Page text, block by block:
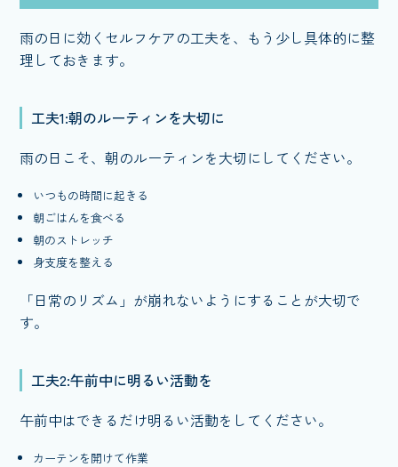
雨の日に効くセルフケアの工夫を、もう少し具体的に整
理しておきます。
工夫1:朝のルーティンを大切に
雨の日こそ、朝のルーティンを大切にしてください。
いつもの時間に起きる
朝ごはんを食べる
朝のストレッチ
身支度を整える
「日常のリズム」が崩れないようにすることが大切で
す。
工夫2:午前中に明るい活動を
午前中はできるだけ明るい活動をしてください。
カーテンを開けて作業